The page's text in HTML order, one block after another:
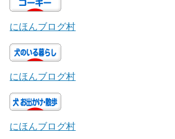
にほんブログ村
にほんブログ村
にほんブログ村